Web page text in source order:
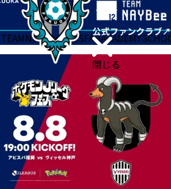
閉じる
TEAMNEWSGOODSFANACADEMY